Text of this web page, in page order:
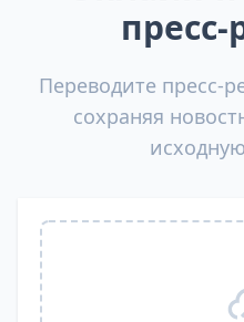
Переводите пресс-
сохраняя